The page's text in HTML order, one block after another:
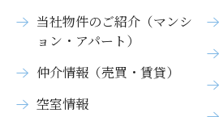
当社物件のご紹介（マンシ
ョン・アパート）
仲介情報（売買・賃貸）
空室情報